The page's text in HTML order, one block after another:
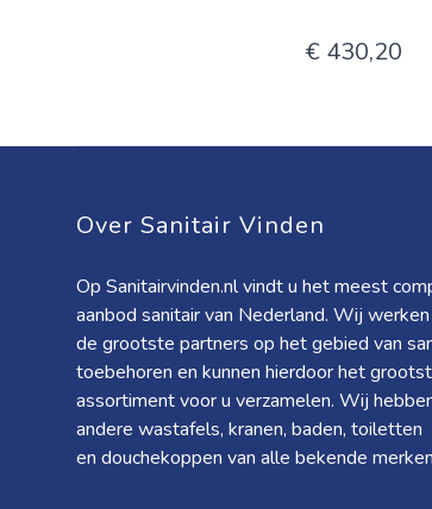
€ 430,20
Over Sanitair Vinden
Op Sanitairvinden.nl vindt u het meest
aanbod sanitair van Nederland. Wij
de grootste partners op het gebied van
toebehoren en kunnen hierdoor het
assortiment voor u verzamelen. Wij
andere wastafels, kranen, baden, toiletten
en douchekoppen van alle bekende